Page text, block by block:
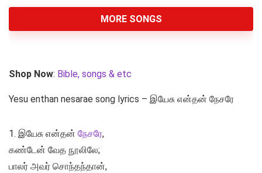
MORE SONGS
Shop Now: Bible, songs & etc
Yesu enthan nesarae song lyrics – இயேசு என்தன் நேசரே
1. இயேசு என்தன் நேசரே,
கண்டேன் வேத நூலிலே;
பாலர் அவர் சொந்தந்தான்,